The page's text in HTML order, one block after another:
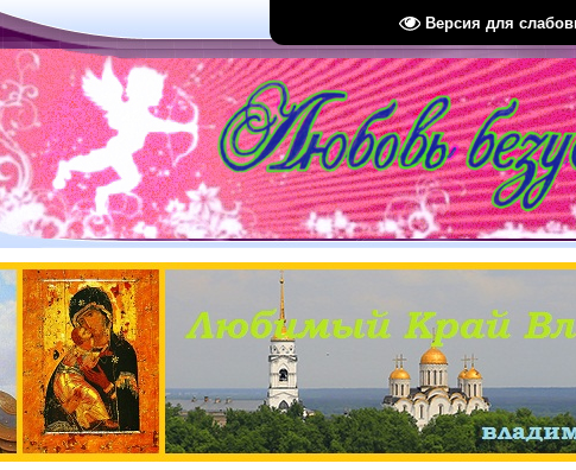
Версия для